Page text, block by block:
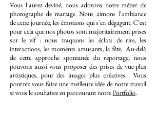
Vous l'aurez deviné, nous adorons notre métier de
photographe de mariage. Nous aimons l'ambiance
de cette journée, les émotions qui s'en dégagent. C'est
pour cela que nos photos sont majoritairement prises
sur le vif : nous traquons les éclats de rire, les
interactions, les moments amusants, la fête. Au-delà
de cette approche spontanée du reportage, nous
pouvons aussi vous proposer des prises de vue plus
artistiques, pour des images plus créatives. Vous
pourrez vous faire une meilleure idée de notre travail
si vous le souhaitez en parcourant notrePortfolio.